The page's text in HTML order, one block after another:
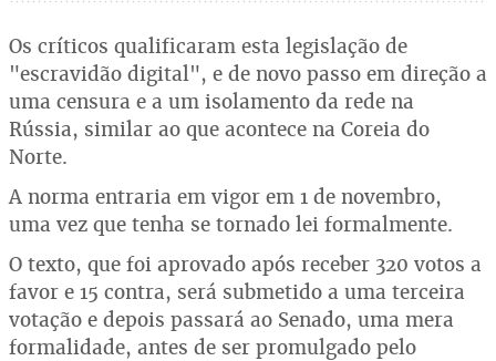
Os críticos qualificaram esta legislação de
"escravidão digital", e de novo passo em direção a
uma censura e a um isolamento da rede na
Rússia, similar ao que acontece na Coreia do
Norte.
A norma entraria em vigor em 1 de novembro,
uma vez que tenha se tornado lei formalmente.
O texto, que foi aprovado após receber 320 votos a
favor e 15 contra, será submetido a uma terceira
votação e depois passará ao Senado, uma mera
formalidade, antes de ser promulgado pelo